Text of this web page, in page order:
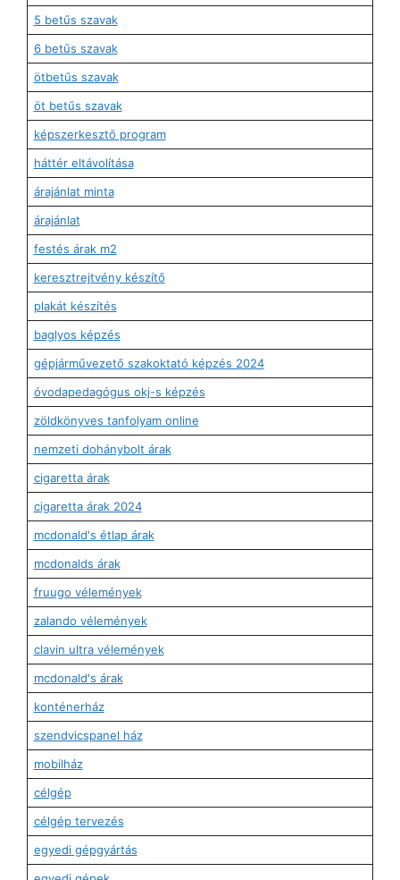
5 betűs szavak
6 betűs szavak
ötbetűs szavak
öt betűs szavak
képszerkesztő program
háttér eltávolítása
árajánlat minta
árajánlat
festés árak m2
keresztrejtvény készítő
plakát készítés
baglyos képzés
gépjárművezető szakoktató képzés 2024
óvodapedagógus okj-s képzés
zöldkönyves tanfolyam online
nemzeti dohánybolt árak
cigaretta árak
cigaretta árak 2024
mcdonald's étlap árak
mcdonalds árak
fruugo vélemények
zalando vélemények
clavin ultra vélemények
mcdonald's árak
konténerház
szendvicspanel ház
mobilház
célgép
célgép tervezés
egyedi gépgyártás